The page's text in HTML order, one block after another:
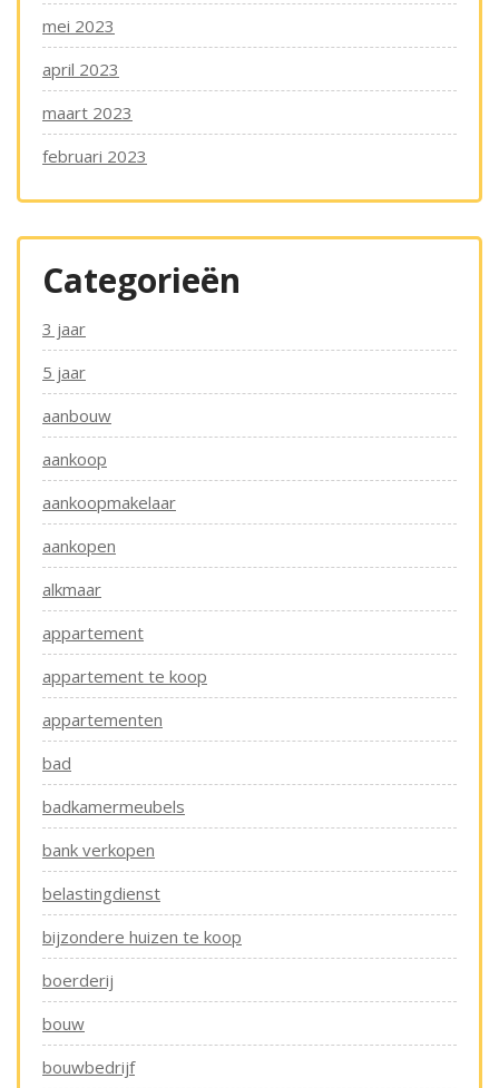
mei 2023
april 2023
maart 2023
februari 2023
Categorieën
3 jaar
5 jaar
aanbouw
aankoop
aankoopmakelaar
aankopen
alkmaar
appartement
appartement te koop
appartementen
bad
badkamermeubels
bank verkopen
belastingdienst
bijzondere huizen te koop
boerderij
bouw
bouwbedrijf